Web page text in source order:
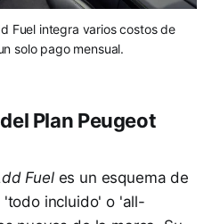
Fuel integra varios costos de
solo pago mensual.
Plan Peugeot
Fueles un esquema de
incluido' o 'all-